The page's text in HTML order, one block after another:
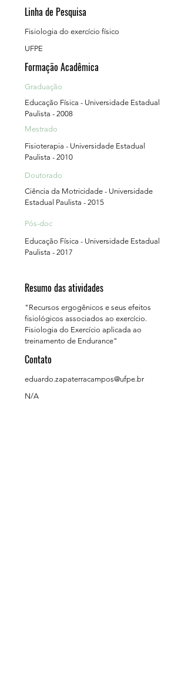
Linha de Pesquisa
Fisiologia do exercício físico
UFPE
Formação Acadêmica
Graduação
Educação Física - Universidade Estadual
Paulista - 2008
Mestrado
Fisioterapia - Universidade Estadual
Paulista - 2010
Doutorado
Ciência da Motricidade - Universidade
Estadual Paulista - 2015
Pós-doc
Educação Física - Universidade Estadual
Paulista - 2017
Resumo das atividades
"Recursos ergogênicos e seus efeitos
fisiológicos associados ao exercício.
Fisiologia do Exercício aplicada ao
treinamento de Endurance"
Contato
eduardo.zapaterracampos@ufpe.br
N/A